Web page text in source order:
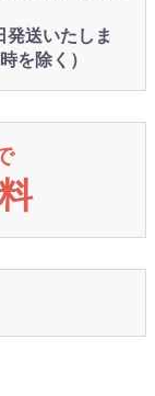
送いたしま
を除く）